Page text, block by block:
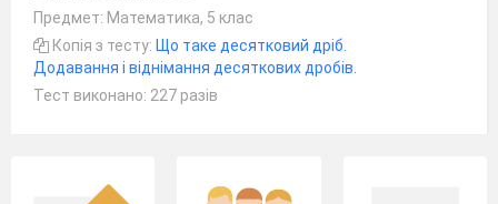
Предмет: Математика, 5 клас
Копія з тесту: Що таке десятковий дріб.
Додавання і віднімання десяткових дробів.
Тест виконано: 227 разів